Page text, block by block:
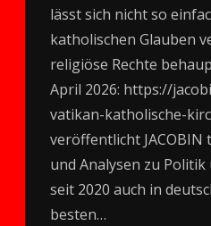
lässt sich nicht so
katholischen Glauben
religiöse Rechte
April 2026: https://
vatikan-katholische-
veröffentlicht JACOBIN
und Analysen zu Politik
seit 2020 auch in
besten…